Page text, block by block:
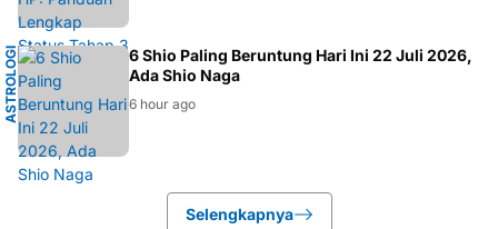
A
S
T
R
O
L
OG
I
T
I
O
N
G
K
OK
6 Shio Paling Beruntung Hari Ini 22 Juli 2026,
Ada Shio Naga
6 hour ago
Selengkapnya